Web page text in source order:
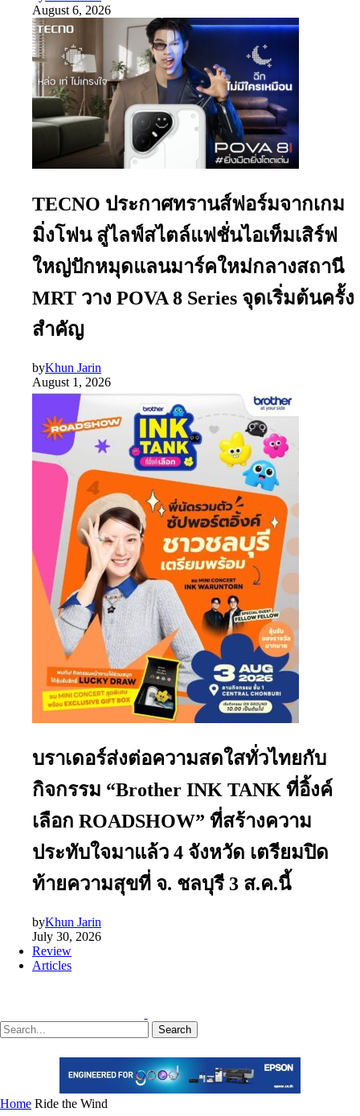
August 6, 2026
TECNO ประกาศทรานส์ฟอร์มจากเกม
มิ่งโฟน สู่ไลฟ์สไตล์แฟชั่นไอเท็มเสิร์ฟ
ใหญ่ปักหมุดแลนมาร์คใหม่กลางสถานี
MRT วาง POVA 8 Series จุดเริ่มต้นครั้ง
สำคัญ
byKhun Jarin
August 1, 2026
บราเดอร์ส่งต่อความสดใสทั่วไทยกับ
กิจกรรม “Brother INK TANK ที่อิ้งค์
เลือก ROADSHOW” ที่สร้างความ
ประทับใจมาแล้ว 4 จังหวัด เตรียมปิด
ท้ายความสุขที่ จ. ชลบุรี 3 ส.ค.นี้
byKhun Jarin
July 30, 2026
Review
Articles
Search
Home Ride the Wind